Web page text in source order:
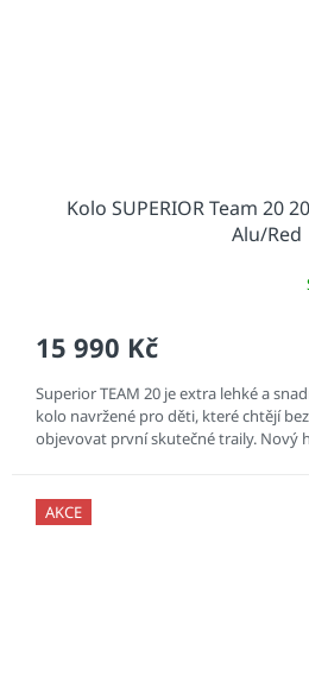
Kolo SUPERIOR Team 20
Alu/Red
15 990 Kč
Superior TEAM 20 je extra lehké a
kolo navržené pro děti, které chtějí
objevovat první skutečné traily. Nový
AKCE